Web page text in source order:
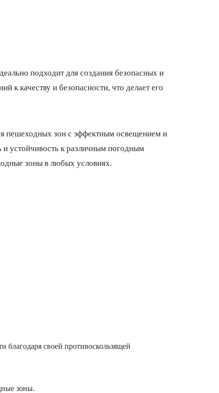
подходит для создания безопасных и
к качеству и безопасности, что делает его
пешеходных зон с эффектным освещением и
и устойчивость к различным погодным
зоны в любых условиях.
благодаря своей противоскользящей
зоны.